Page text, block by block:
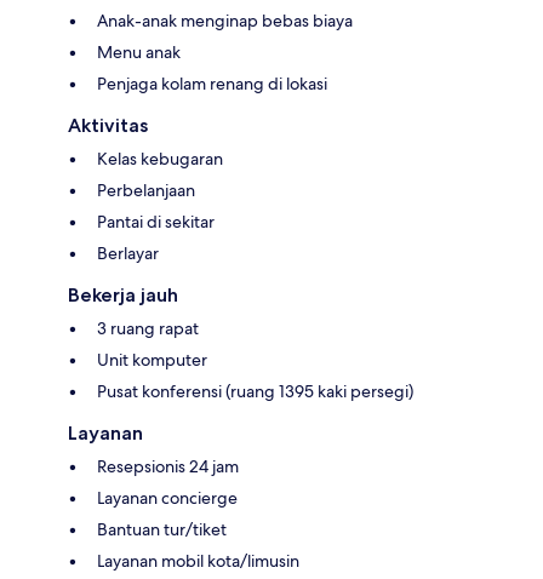
Anak-anak menginap bebas biaya
Menu anak
Penjaga kolam renang di lokasi
Aktivitas
Kelas kebugaran
Perbelanjaan
Pantai di sekitar
Berlayar
Bekerja jauh
3 ruang rapat
Unit komputer
Pusat konferensi (ruang 1395 kaki persegi)
Layanan
Resepsionis 24 jam
Layanan concierge
Bantuan tur/tiket
Layanan mobil kota/limusin